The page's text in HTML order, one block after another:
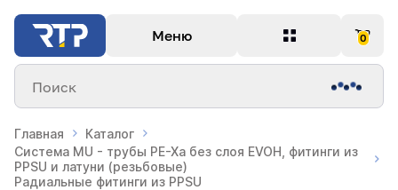
Меню 0
Поиск
Главная
Каталог
Система MU - трубы PE-Xa без слоя EVOH, фитинги из
PPSU и латуни (резьбовые)
Радиальные фитинги из PPSU